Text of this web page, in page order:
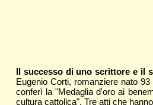
Il successo di uno scrittore e il
Eugenio Corti, romanziere nato
conferì la "Medaglia d'oro ai
cultura cattolica". Tre atti che